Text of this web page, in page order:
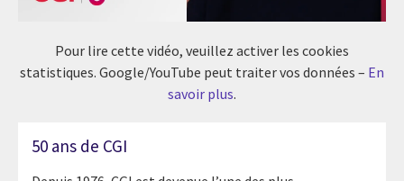
Pour lire cette vidéo, veuillez activer les cookies
statistiques. Google/YouTube peut traiter vos données – En
savoir plus.
50 ans de CGI